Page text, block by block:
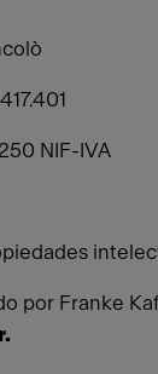
NIF-IVA
por Franke